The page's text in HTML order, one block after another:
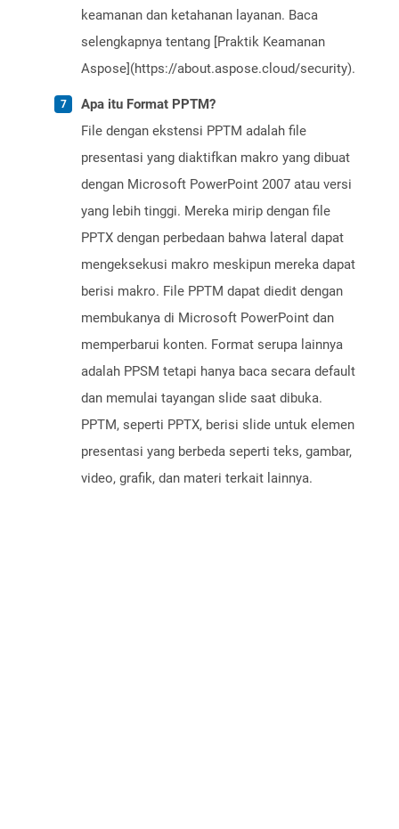
keamanan dan ketahanan layanan. Baca
selengkapnya tentang [Praktik Keamanan
Aspose](https://about.aspose.cloud/security).
Apa itu Format PPTM?
File dengan ekstensi PPTM adalah file
presentasi yang diaktifkan makro yang dibuat
dengan Microsoft PowerPoint 2007 atau versi
yang lebih tinggi. Mereka mirip dengan file
PPTX dengan perbedaan bahwa lateral dapat
mengeksekusi makro meskipun mereka dapat
berisi makro. File PPTM dapat diedit dengan
membukanya di Microsoft PowerPoint dan
memperbarui konten. Format serupa lainnya
adalah PPSM tetapi hanya baca secara default
dan memulai tayangan slide saat dibuka.
PPTM, seperti PPTX, berisi slide untuk elemen
presentasi yang berbeda seperti teks, gambar,
video, grafik, dan materi terkait lainnya.